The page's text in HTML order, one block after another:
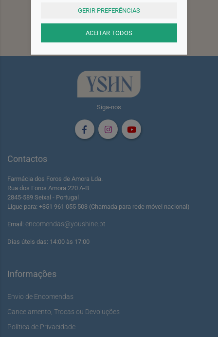
Registar
Siga-nos
Contactos
Farmácia dos Foros de Amora Lda.
Rua dos Foros Amora 220 A-B
2845-589 Seixal - Portugal
Ligue para: +351 961 055 503 (Chamada para rede móvel nacional)
Email: encomendas@youshine.pt
Dias úteis das: 14:00 às 17:00
Informações
Envio de Encomendas
Cancelamento, Trocas ou Devoluções
Política de Privacidade
GERIR PREFERÊNCIAS
ACEITAR TODOS